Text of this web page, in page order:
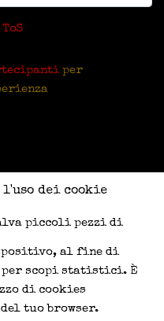
ToS
per
l'uso dei cookie
piccoli pezzi di
al fine di
scopi statistici. È
di cookies
tuo browser.